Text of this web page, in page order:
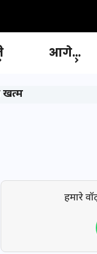
आगे…
खत्म
हमारे